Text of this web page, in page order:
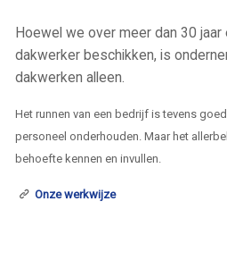
Hoewel we over meer dan 30 jaar
dakwerker beschikken, is
dakwerken alleen.
Het runnen van een bedrijf is tevens
personeel onderhouden. Maar het
behoefte kennen en invullen.
Onze werkwijze